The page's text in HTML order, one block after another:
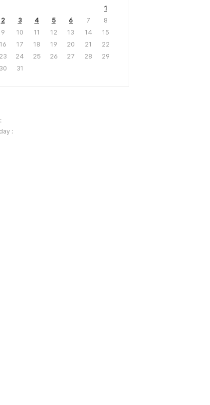
1
2
3 4 5 6 7
8
9
10 11 12 13 14
15
16
17 18 19 20 21
22
23
24 25 26 27 28
29
30
31
: